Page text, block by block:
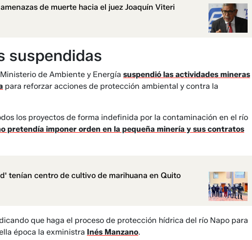
de muerte hacia el juez Joaquín Viteri
suspendidas
de Ambiente y Energía suspendió las actividades mineras
para reforzar acciones de protección ambiental y contra la
los proyectos de forma indefinida por la contaminación en el río
pretendía imponer orden en la pequeña minería y sus contratos
tenían centro de cultivo de marihuana en Quito
que haga el proceso de protección hídrica del río Napo para
época la exministra Inés Manzano.